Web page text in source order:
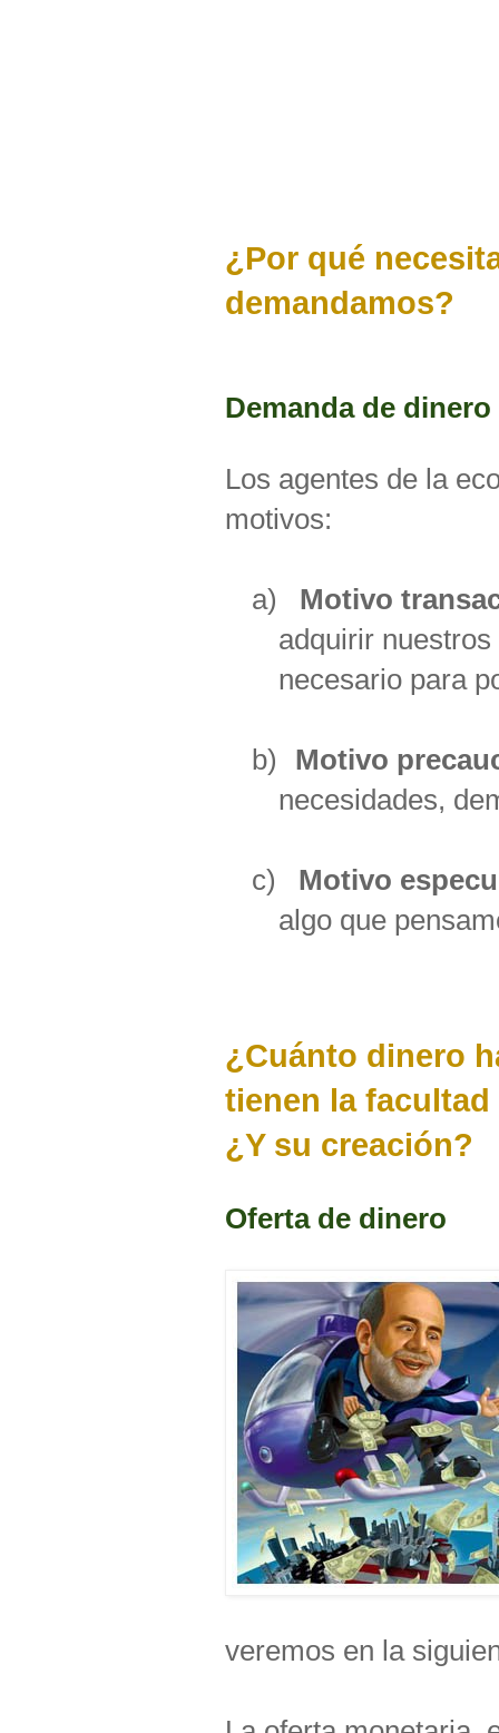
¿Por qué
demandamos?
Demanda de dinero
Los agentes de la
motivos:
a)
Motivo
adquirir
necesario para
b)
Motivo
necesidades,
c)
Motivo
algo que
¿Cuánto dinero
tienen la
¿Y su creación?
Oferta de dinero
veremos en la